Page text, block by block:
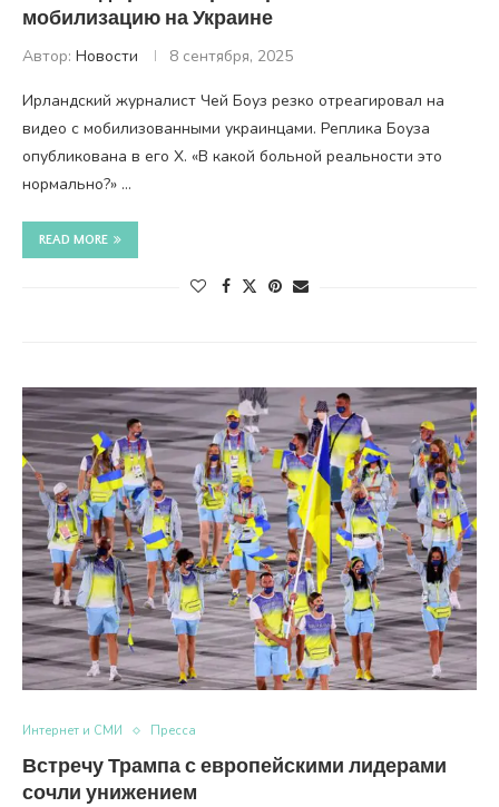
мобилизацию на Украине
Автор: Новости 8 сентября, 2025
Ирландский журналист Чей Боуз резко отреагировал на
видео с мобилизованными украинцами. Реплика Боуза
опубликована в его X. «В какой больной реальности это
нормально?» …
READ MORE
Интернет и СМИ Пресса
Встречу Трампа с европейскими лидерами
сочли унижением